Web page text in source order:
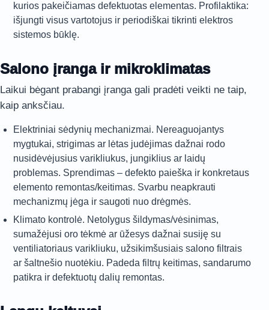
kurios pakeičiamas defektuotas elementas. Profilaktika:
išjungti visus vartotojus ir periodiškai tikrinti elektros
sistemos būklę.
Salono įranga ir mikroklimatas
Laikui bėgant prabangi įranga gali pradėti veikti ne taip,
kaip anksčiau.
Elektriniai sėdynių mechanizmai. Nereaguojantys
mygtukai, strigimas ar lėtas judėjimas dažnai rodo
nusidėvėjusius varikliukus, jungiklius ar laidų
problemas. Sprendimas – defekto paieška ir konkretaus
elemento remontas/keitimas. Svarbu neapkrauti
mechanizmų jėga ir saugoti nuo drėgmės.
Klimato kontrolė. Netolygus šildymas/vėsinimas,
sumažėjusi oro tėkmė ar ūžesys dažnai susiję su
ventiliatoriaus varikliuku, užsikimšusiais salono filtrais
ar šaltnešio nuotėkiu. Padeda filtrų keitimas, sandarumo
patikra ir defektuotų dalių remontas.